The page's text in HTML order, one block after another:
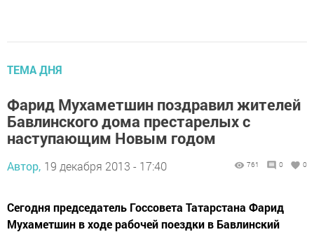
ТЕМА ДНЯ
Фарид Мухаметшин поздравил жителей
Бавлинского дома престарелых с
наступающим Новым годом
Автор, 19 декабря 2013 - 17:40 761 0 0
Сегодня председатель Госсовета Татарстана Фарид
Мухаметшин в ходе рабочей поездки в Бавлинский